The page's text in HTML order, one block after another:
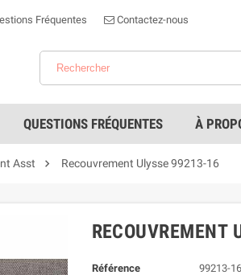
Fréquentes Contactez-nous
QUESTIONS FRÉQUENTES À
Asst  Recouvrement Ulysse 99213-16
RECOUVREMENT
Référence 99213-16